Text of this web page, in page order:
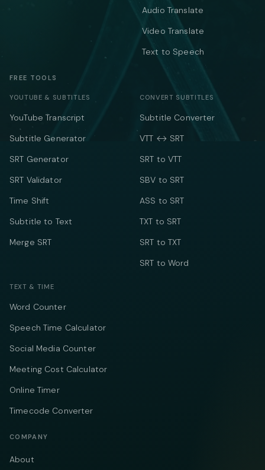
Audio Translate
Video Translate
Text to Speech
FREE TOOLS
YOUTUBE & SUBTITLES
YouTube Transcript
Subtitle Generator
SRT Generator
SRT Validator
Time Shift
Subtitle to Text
Merge SRT
CONVERT SUBTITLES
Subtitle Converter
VTT ↔ SRT
SRT to VTT
SBV to SRT
ASS to SRT
TXT to SRT
SRT to TXT
SRT to Word
TEXT & TIME
Word Counter
Speech Time Calculator
Social Media Counter
Meeting Cost Calculator
Online Timer
Timecode Converter
COMPANY
About